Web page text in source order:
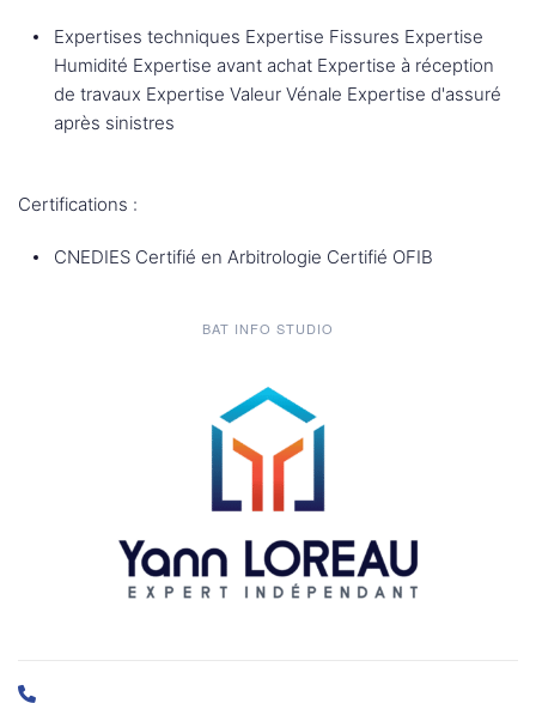
Expertises techniques Expertise Fissures Expertise
Humidité Expertise avant achat Expertise à réception
de travaux Expertise Valeur Vénale Expertise d'assuré
après sinistres
Certifications :
CNEDIES Certifié en Arbitrologie Certifié OFIB
BAT INFO STUDIO